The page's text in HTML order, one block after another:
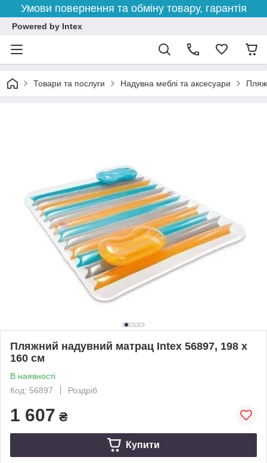
Умови повернення та обміну товару, гарантія
Powered by Intex
Товари та послуги Надувна меблі та аксесуари
Пляжний надувний матрац Intex 56897, 198 х
160 см
В наявності
Код: 56897
Роздріб
1 607 ₴
Купити